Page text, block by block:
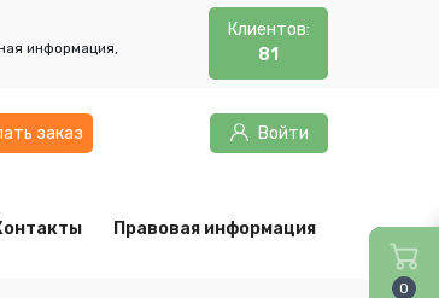
информация,
Клиентов:
81
заказ Войти
Правовая информация
0